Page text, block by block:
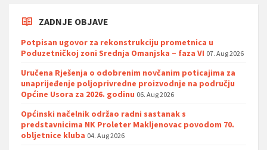
ZADNJE OBJAVE
Potpisan ugovor za rekonstrukciju prometnica u
Poduzetničkoj zoni Srednja Omanjska – faza VI 07. Aug 2026
Uručena Rješenja o odobrenim novčanim poticajima za
unaprijeđenje poljoprivredne proizvodnje na području
Općine Usora za 2026. godinu 06. Aug 2026
Općinski načelnik održao radni sastanak s
predstavnicima NK Proleter Makljenovac povodom 70.
obljetnice kluba 04. Aug 2026